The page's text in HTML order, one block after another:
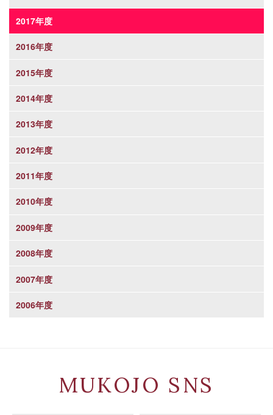
2017年度
2016年度
2015年度
2014年度
2013年度
2012年度
2011年度
2010年度
2009年度
2008年度
2007年度
2006年度
MUKOJO SNS